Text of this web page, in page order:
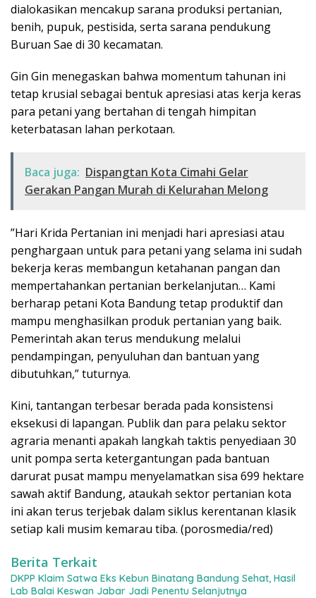
dialokasikan mencakup sarana produksi pertanian,
benih, pupuk, pestisida, serta sarana pendukung
Buruan Sae di 30 kecamatan.
​Gin Gin menegaskan bahwa momentum tahunan ini
tetap krusial sebagai bentuk apresiasi atas kerja keras
para petani yang bertahan di tengah himpitan
keterbatasan lahan perkotaan.
Baca juga: Dispangtan Kota Cimahi Gelar
Gerakan Pangan Murah di Kelurahan Melong
​”Hari Krida Pertanian ini menjadi hari apresiasi atau
penghargaan untuk para petani yang selama ini sudah
bekerja keras membangun ketahanan pangan dan
mempertahankan pertanian berkelanjutan… Kami
berharap petani Kota Bandung tetap produktif dan
mampu menghasilkan produk pertanian yang baik.
Pemerintah akan terus mendukung melalui
pendampingan, penyuluhan dan bantuan yang
dibutuhkan,” tuturnya.
Kini, tantangan terbesar berada pada konsistensi
eksekusi di lapangan. Publik dan para pelaku sektor
agraria menanti apakah langkah taktis penyediaan 30
unit pompa serta ketergantungan pada bantuan
darurat pusat mampu menyelamatkan sisa 699 hektare
sawah aktif Bandung, ataukah sektor pertanian kota
ini akan terus terjebak dalam siklus kerentanan klasik
setiap kali musim kemarau tiba. (porosmedia/red)
Berita Terkait
DKPP Klaim Satwa Eks Kebun Binatang Bandung Sehat, Hasil
Lab Balai Keswan Jabar Jadi Penentu Selanjutnya